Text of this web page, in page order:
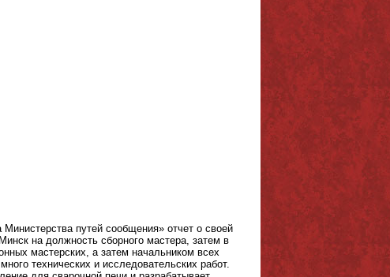
путей сообщения» отчет о своей
на должность сборного мастера, затем в
мастерских, а затем начальником всех
технических и исследовательских работ.